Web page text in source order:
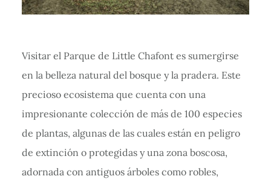
Visitar el Parque de Little Chafont es sumergirse
en la belleza natural del bosque y la pradera. Este
precioso ecosistema que cuenta con una
impresionante colección de más de 100 especies
de plantas, algunas de las cuales están en peligro
de extinción o protegidas y una zona boscosa,
adornada con antiguos árboles como robles,